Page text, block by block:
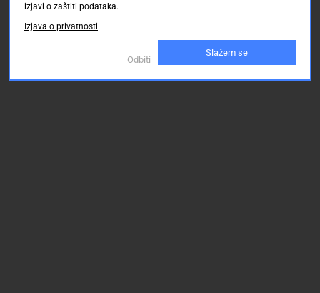
izjavi o zaštiti podataka.
Izjava o privatnosti
Odbiti
Slažem se